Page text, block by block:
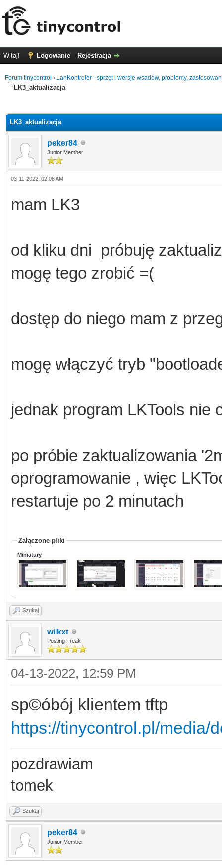
Witaj! Logowanie Rejestracja
Forum tinycontrol › LanKontroler - sprzęt i wersje wsadów, problemy,
LK3_aktualizacja
LK3_aktualizacja
peker84
Junior Member
03-11-2022, 02:08 AM
mam LK3
od kliku dni próbuję
mogę tego zrobić =(
dostęp do niego mam z
mogę włączyć tryb
jednak program LKTools nie
po próbie zaktualizowania
oprogramowanie , więc
restartuje po 2 minutach
Załączone pliki
Miniatury
Szukaj
wilkxt
Posting Freak
04-13-2022, 12:59 PM
sp©óbój klientem tftp
https://tinycontrol.pl/media/
pozdrawiam
tomek
Szukaj
peker84
Junior Member